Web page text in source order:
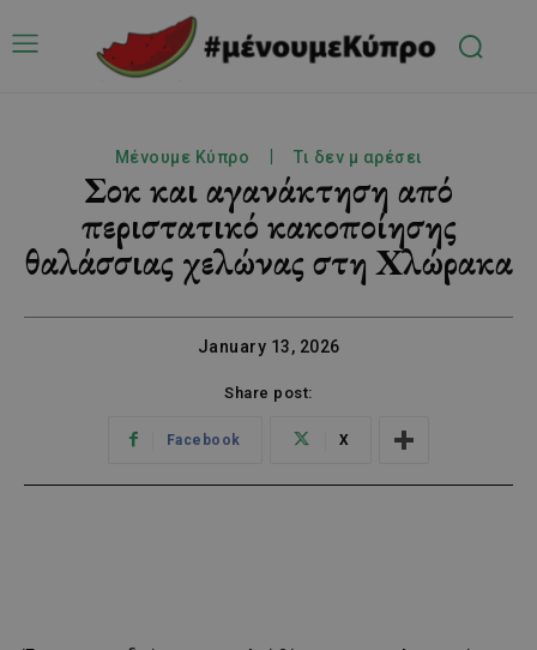
Μένουμε Κύπρο Τι δεν μ αρέσει
Σοκ και αγανάκτηση από
περιστατικό κακοποίησης
θαλάσσιας χελώνας στη Χλώρακα
January 13, 2026
Share post:
Facebook X